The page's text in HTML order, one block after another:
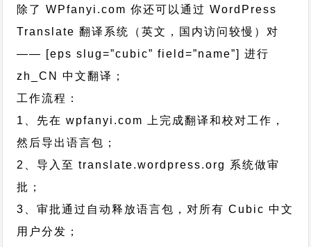
除了 WPfanyi.com 你还可以通过WordPress
Translate 翻译系统（英文，国内访问较慢）对
—— [eps slug=”cubic” field=”name”]进行
zh_CN
中文翻译；
工作流程：
1、先在 wpfanyi.com 上完成翻译和校对工作，
然后导出语言包；
2、导入至 translate.wordpress.org 系统做审
批；
3、审批通过自动释放语言包，对所有 Cubic 中文
用户分发；